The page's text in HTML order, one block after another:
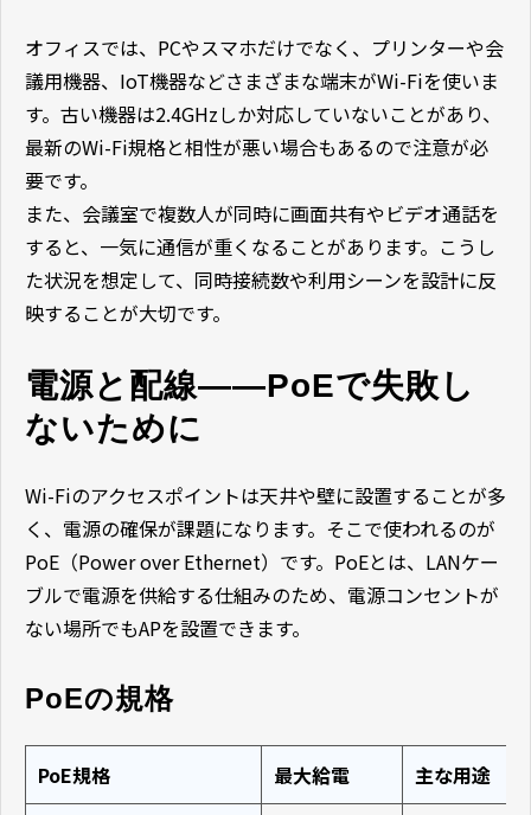
オフィスでは、PCやスマホだけでなく、プリンターや会
議用機器、IoT機器などさまざまな端末がWi-Fiを使いま
す。古い機器は2.4GHzしか対応していないことがあり、
最新のWi-Fi規格と相性が悪い場合もあるので注意が必
要です。
また、会議室で複数人が同時に画面共有やビデオ通話を
すると、一気に通信が重くなることがあります。こうし
た状況を想定して、同時接続数や利用シーンを設計に反
映することが大切です。
電源と配線――PoEで失敗し
ないために
Wi-Fiのアクセスポイントは天井や壁に設置することが多
く、電源の確保が課題になります。そこで使われるのが
PoE（Power over Ethernet）です。PoEとは、LANケー
ブルで電源を供給する仕組みのため、電源コンセントが
ない場所でもAPを設置できます。
PoEの規格
PoE規格 最大給電 主な用途